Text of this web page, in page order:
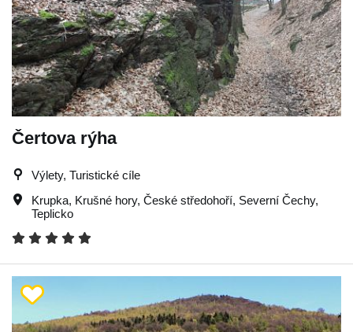
Čertova rýha
Výlety, Turistické cíle
Krupka, Krušné hory, České středohoří, Severní Čechy,
Teplicko